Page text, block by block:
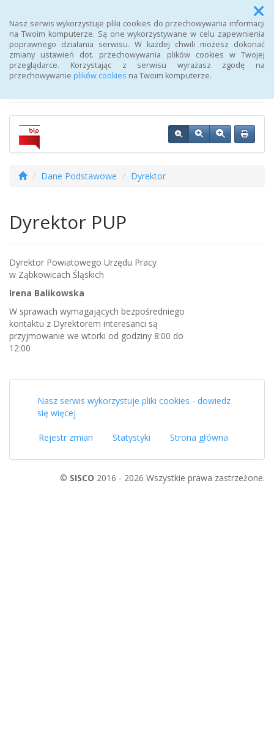
Nasz serwis wykorzystuje pliki cookies do przechowywania informacji
na Twoim komputerze. Są one wykorzystywane w celu zapewnienia
poprawnego działania serwisu. W każdej chwili możesz dokonać
zmiany ustawień dot. przechowywania plików cookies w Twojej
przeglądarce. Korzystając z serwisu wyrażasz zgodę na
przechowywanie plików cookies na Twoim komputerze.
Menu
Biuletyn Informacji
Publicznej Urzędu Pracy
Dane Podstawowe Dyrektor
Dyrektor PUP
Dyrektor Powiatowego Urzędu Pracy
w Ząbkowicach Śląskich
Irena Balikowska
W sprawach wymagających bezpośredniego
kontaktu z Dyrektorem interesanci są
przyjmowanie we wtorki od godziny 8:00 do
12:00
Nasz serwis wykorzystuje pliki cookies - dowiedz
się więcej
Rejestr zmian Statystyki Strona główna
© SISCO 2016 - 2026 Wszystkie prawa zastrzeżone.